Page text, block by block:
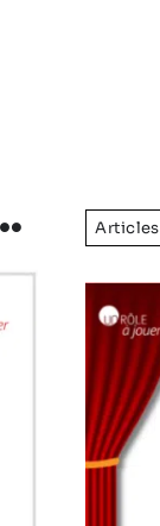
Articles